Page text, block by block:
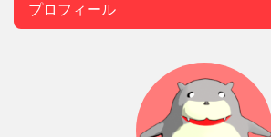
プロフィール